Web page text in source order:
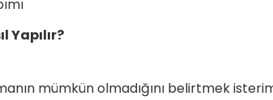
Yapılır?
mümkün olmadığını belirtmek